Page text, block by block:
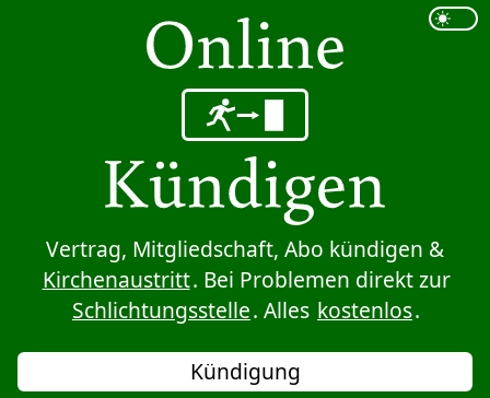
Sprung zum Inhalt
Vertrag, Mitgliedschaft, Abo kündigen &
Kirchenaustritt. Bei Problemen direkt zur
Schlichtungsstelle. Alles kostenlos.
Kündigung